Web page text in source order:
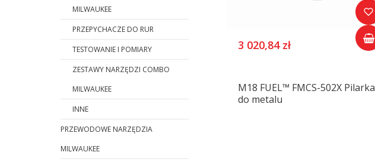
MILWAUKEE
PRZEPYCHACZE DO RUR
TESTOWANIE I POMIARY
ZESTAWY NARZĘDZI COMBO
MILWAUKEE
INNE
PRZEWODOWE NARZĘDZIA
MILWAUKEE
3 020,84 zł
M18 FUEL™ FMCS-502X Pilarka
do metalu